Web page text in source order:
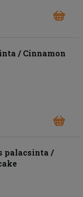
/ Cinnamon
palacsinta /